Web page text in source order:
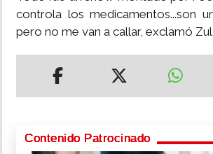
controla los medicamentos...son
pero no me van a callar, exclamó
Contenido Patrocinado